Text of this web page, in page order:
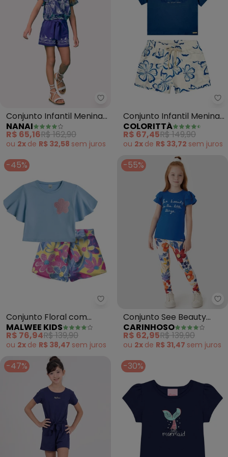
Nanai - Conjunto Infantil
Conjunto Infantil Menina
Estampa (Azul)
NANAI
R$ 65,16R$ 162,90
ou 2x de R$ 32,58 sem juros
Conjunto Infantil Menina
Hibiscos (Azul)
COLORITTÁ
R$ 67,45R$ 149,90
ou 2x de R$ 33,72 sem juros
-45%
Malwee Kids - Conjunto Floral
Conjunto Floral com
Bordado (Azul Pastel)
MALWEE KIDS
R$ 76,94R$ 139,90
ou 2x de R$ 38,47 sem juros
-55%
Conjunto See Beauty
Floral Menina (Azul
Escuro)
CARINHOSO
R$ 62,95R$ 139,90
ou 2x de R$ 31,47 sem juros
-47% -30%